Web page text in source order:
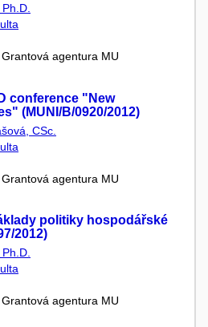
agentura MU
conference "New
(MUNI/B/0920/2012)
CSc.
agentura MU
politiky hospodářské
2012)
agentura MU